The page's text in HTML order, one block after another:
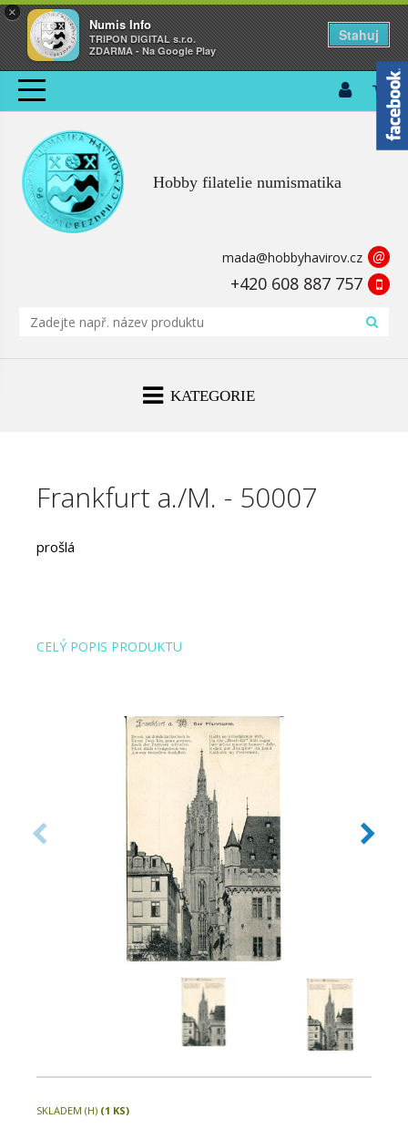
×
Numis Info
TRIPON DIGITAL s.r.o.
ZDARMA - Na Google Play
Stahuj
Hobby filatelie numismatika
mada@hobbyhavirov.cz @
+420 608 887 757
KATEGORIE
Frankfurt a./M. - 50007
prošlá
CELÝ POPIS PRODUKTU
SKLADEM (H) (1 KS)